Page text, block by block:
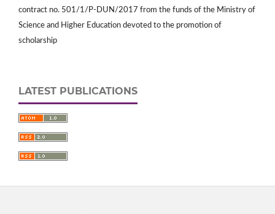
contract no. 501/1/P-DUN/2017 from the funds of the Ministry of
Science and Higher Education devoted to the promotion of
scholarship
LATEST PUBLICATIONS